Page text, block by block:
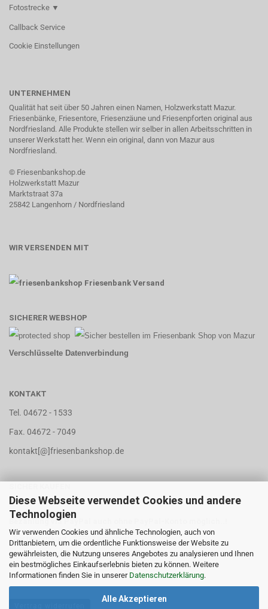
Diese Webseite verwendet Cookies und andere
Technologien
Wir verwenden Cookies und ähnliche Technologien, auch von
Drittanbietern, um die ordentliche Funktionsweise der Website zu
gewährleisten, die Nutzung unseres Angebotes zu analysieren und Ihnen
ein bestmögliches Einkaufserlebnis bieten zu können. Weitere
Informationen finden Sie in unserer Datenschutzerklärung.
Alle Akzeptieren
Fotostrecke ▼
Callback Service
Cookie Einstellungen
UNTERNEHMEN
Qualität hat seit über 50 Jahren einen Namen, Holzwerkstatt Mazur.
Friesenbänke, Friesentore, Friesenzäune und Friesenpforten original aus
Nordfriesland. Alle Produkte stellen wir selber in allen Arbeitsschritten in
unserer Werkstatt her. Wenn ein original, dann von Mazur aus
Nordfriesland.
© Friesenbankshop.de
Holzwerkstatt Mazur
Marktstraat 37a
25842 Langenhorn / Nordfriesland
WIR VERSENDEN MIT
SICHERER WEBSHOP
Verschlüsselte Datenverbindung
KONTAKT
Tel. 04672 - 1533
Fax. 04672 - 7049
kontakt[@]friesenbankshop.de
Bezahlung via PayPal auch ohne PayPal-Konto möglich..!
- Rechnungskauf - SEPA Lastschrift
- Kreditkarte - Vorkasse